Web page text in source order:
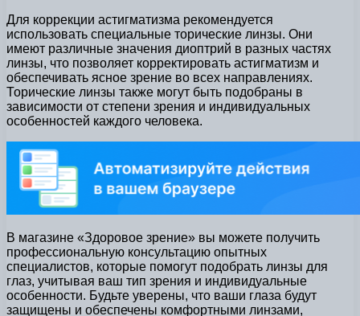
Для коррекции астигматизма рекомендуется
использовать специальные торические линзы. Они
имеют различные значения диоптрий в разных частях
линзы, что позволяет корректировать астигматизм и
обеспечивать ясное зрение во всех направлениях.
Торические линзы также могут быть подобраны в
зависимости от степени зрения и индивидуальных
особенностей каждого человека.
В магазине «Здоровое зрение» вы можете получить
профессиональную консультацию опытных
специалистов, которые помогут подобрать линзы для
глаз, учитывая ваш тип зрения и индивидуальные
особенности. Будьте уверены, что ваши глаза будут
защищены и обеспечены комфортными линзами,